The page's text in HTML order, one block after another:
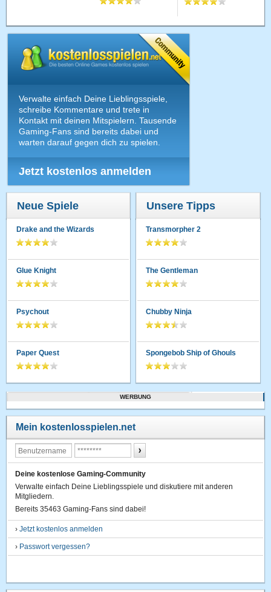
Verwalte einfach Deine Lieblingsspiele,
schreibe Kommentare und trete in
Kontakt mit deinen Mitspielern. Tausende
Gaming-Fans sind bereits dabei und
warten darauf gegen dich zu spielen.
Jetzt kostenlos anmelden
Neue Spiele
Drake and the Wizards
Glue Knight
Psychout
Paper Quest
Unsere Tipps
Transmorpher 2
The Gentleman
Chubby Ninja
Spongebob Ship of Ghouls
WERBUNG
Mein kostenlosspielen.net
Deine kostenlose Gaming-Community
Verwalte einfach Deine Lieblingsspiele und diskutiere mit anderen
Mitgliedern.
Bereits 35463 Gaming-Fans sind dabei!
›Jetzt kostenlos anmelden
› Passwort vergessen?